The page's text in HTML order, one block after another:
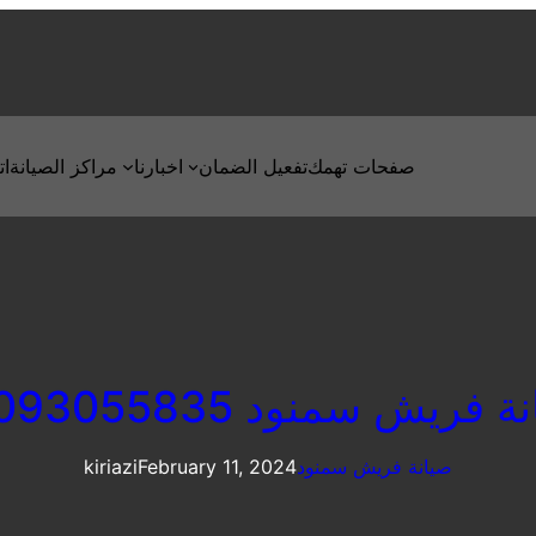
مراكز الصيانة اخبارنا تفعيل الضمانصفحات تهمك
فريش سمنود 01093055835
kiriaziFebruary 11, 2024صيانة فريش سمنود